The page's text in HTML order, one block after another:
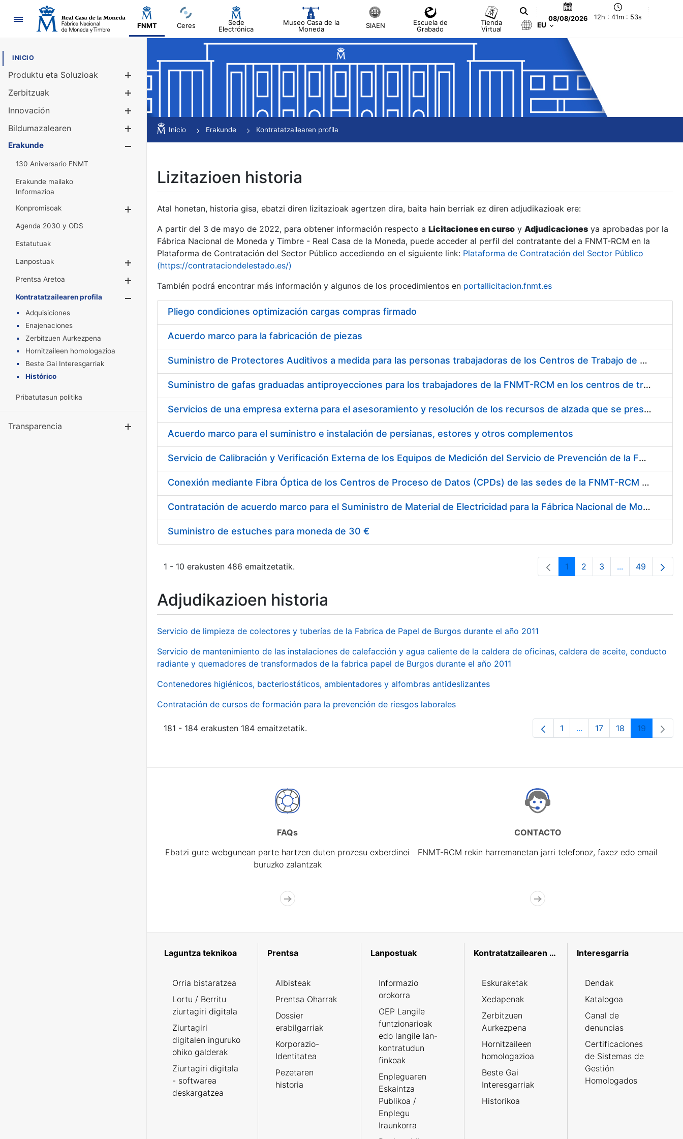
Nabigazioa
FNMT Ceres
Sede
Electrónica
Museo Casa de la
Moneda
SIAEN
Escuela de
Grabado
Tienda
Virtual
08/08/2026 12h : 41m : 54s
EU
INICIO
Produktu eta Soluzioak
Erakutsi/Ezkutatu
Zerbitzuak
Innovación
Bildumazalearen
Erakutsi/Ezkutatu
Erakunde
130 Aniversario FNMT
Erakunde mailako
Informazioa
Konpromisoak
Erakutsi/Ezkutatu
Agenda 2030 y ODS
Estatutuak
Lanpostuak
Erakutsi/Ezkutatu
Prentsa Aretoa
Erakutsi/Ezkutatu
Kontratatzailearen profila
Erakutsi/Ezkutatu
Adquisiciones
Enajenaciones
Zerbitzuen Aurkezpena
Hornitzaileen homologazioa
Beste Gai Interesgarriak
Histórico
Pribatutasun politika
Transparencia Erakutsi/Ezkutatu
Inicio Erakunde Kontratatzailearen profila
Lizitazioen historia
Atal honetan, historia gisa, ebatzi diren lizitazioak agertzen dira, baita hain berriak ez diren adjudikazioak ere:
A partir del 3 de mayo de 2022, para obtener información respecto a Licitaciones en curso y Adjudicaciones ya aprobadas por la
Fábrica Nacional de Moneda y Timbre - Real Casa de la Moneda, puede acceder al perfil del contratante del a FNMT-RCM en la
Plataforma de Contratación del Sector Público accediendo en el siguiente link: Plataforma de Contratación del Sector Público
(https://contrataciondelestado.es/)
También podrá encontrar más información y algunos de los procedimientos en portallicitacion.fnmt.es
Pliego condiciones optimización cargas compras firmado
Acuerdo marco para la fabricación de piezas
Suministro de Protectores Auditivos a medida para las personas trabajadoras de los Centros de Trabajo de Madrid y Burgos
Suministro de gafas graduadas antiproyecciones para los trabajadores de la FNMT-RCM en los centros de trabajo de Madrid y Burgos
Servicios de una empresa externa para el asesoramiento y resolución de los recursos de alzada que se presentan relacionados con procesos de selección para la FNMT-RCM
Acuerdo marco para el suministro e instalación de persianas, estores y otros complementos
Servicio de Calibración y Verificación Externa de los Equipos de Medición del Servicio de Prevención de la FNMT-RCM
Conexión mediante Fibra Óptica de los Centros de Proceso de Datos (CPDs) de las sedes de la FNMT-RCM de Burgos y Madrid
Contratación de acuerdo marco para el Suministro de Material de Electricidad para la Fábrica Nacional de Moneda y Timbre-Real Casa de la Moneda en su centro de trabajo de Burgos
Suministro de estuches para moneda de 30 €
1 - 10 erakusten 486 emaitzetatik. Orrialdea
1 Orrialdea
2 Orrialdea
3 ...Intermediate
Orrialdea
49
Adjudikazioen historia
Servicio de limpieza de colectores y tuberías de la Fabrica de Papel de Burgos durante el año 2011
Servicio de mantenimiento de las instalaciones de calefacción y agua caliente de la caldera de oficinas, caldera de aceite, conducto
radiante y quemadores de transformados de la fabrica papel de Burgos durante el año 2011
Contenedores higiénicos, bacteriostáticos, ambientadores y alfombras antideslizantes
Contratación de cursos de formación para la prevención de riesgos laborales
181 - 184 erakusten 184 emaitzetatik. Orrialdea
1 ...Intermediate Pages Use
Orrialdea
17 Orrialdea
18 Orrialdea
19
FAQs
Ebatzi gure webgunean parte hartzen duten prozesu exberdinei
buruzko zalantzak
CONTACTO
FNMT-RCM rekin harremanetan jarri telefonoz, faxez edo email
Laguntza teknikoa
Orria bistaratzea
Lortu / Berritu
ziurtagiri digitala
Ziurtagiri
digitalen inguruko
ohiko galderak
Ziurtagiri digitala
- softwarea
deskargatzea
Prentsa
Albisteak
Prentsa Oharrak
Dossier
erabilgarriak
Korporazio-
Identitatea
Pezetaren
historia
Lanpostuak
Informazio
orokorra
OEP Langile
funtzionarioak
edo langile lan-
kontratudun
finkoak
Enpleguaren
Eskaintza
Publikoa /
Enplegu
Iraunkorra
Kontratatzailearen profila
Eskuraketak
Xedapenak
Zerbitzuen
Aurkezpena
Hornitzaileen
homologazioa
Beste Gai
Interesgarriak
Historikoa
Interesgarria
Dendak
Katalogoa
Canal de
denuncias
Certificaciones
de Sistemas de
Gestión
Homologados